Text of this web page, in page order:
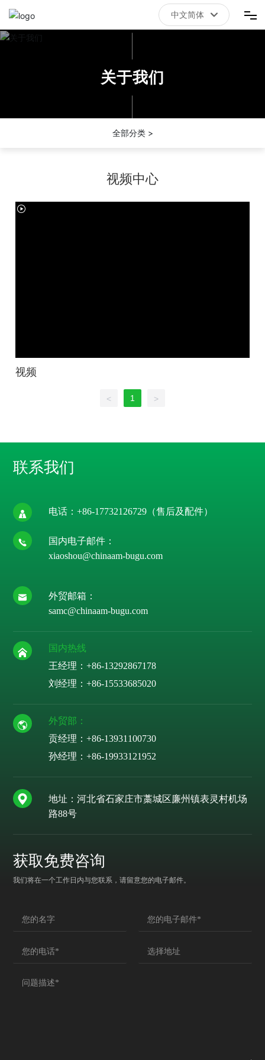
拼搏体育（China）有限责任公司官网
关于我们
中文简体
关于我们
全部分类 >
视频中心
视频
< 1 >
联系我们
电话：+86-17732126729 （售后及配件）
国内电子邮件：
xiaoshou@chinaam-bugu.com
外贸邮箱：
samc@chinaam-bugu.com
国内热线
王经理：+86-13292867178
刘经理：+86-15533685020
外贸部：
贡经理：+86-13931100730
孙经理：+86-19933121952
地址：河北省石家庄市藁城区廉州镇表灵村机场
路88号
获取免费咨询
我们将在一个工作日内与您联系，请留意您的电子邮件。